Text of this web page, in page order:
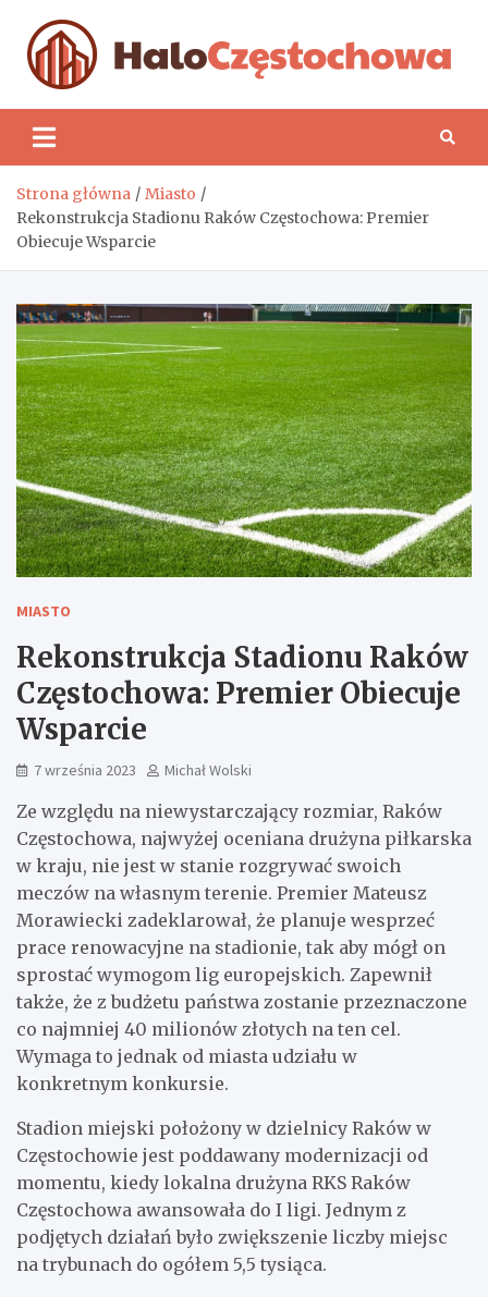
content
Strona główna
Miasto
Rekonstrukcja Stadionu Raków Częstochowa: Premier
Obiecuje Wsparcie
MIASTO
Rekonstrukcja Stadionu Raków
Częstochowa: Premier Obiecuje
Wsparcie
7 września 2023 Michał Wolski
Ze względu na niewystarczający rozmiar, Raków
Częstochowa, najwyżej oceniana drużyna piłkarska
w kraju, nie jest w stanie rozgrywać swoich
meczów na własnym terenie. Premier Mateusz
Morawiecki zadeklarował, że planuje wesprzeć
prace renowacyjne na stadionie, tak aby mógł on
sprostać wymogom lig europejskich. Zapewnił
także, że z budżetu państwa zostanie przeznaczone
co najmniej 40 milionów złotych na ten cel.
Wymaga to jednak od miasta udziału w
konkretnym konkursie.
Stadion miejski położony w dzielnicy Raków w
Częstochowie jest poddawany modernizacji od
momentu, kiedy lokalna drużyna RKS Raków
Częstochowa awansowała do I ligi. Jednym z
podjętych działań było zwiększenie liczby miejsc
na trybunach do ogółem 5,5 tysiąca.